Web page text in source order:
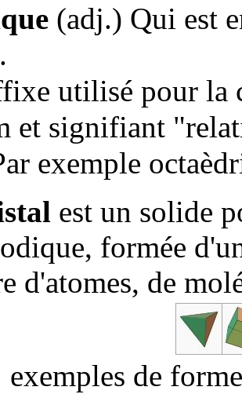
(adj.) Qui est
utilisé pour la
et signifiant
exemple
est un solide
formée
d'atomes, de
exemples de